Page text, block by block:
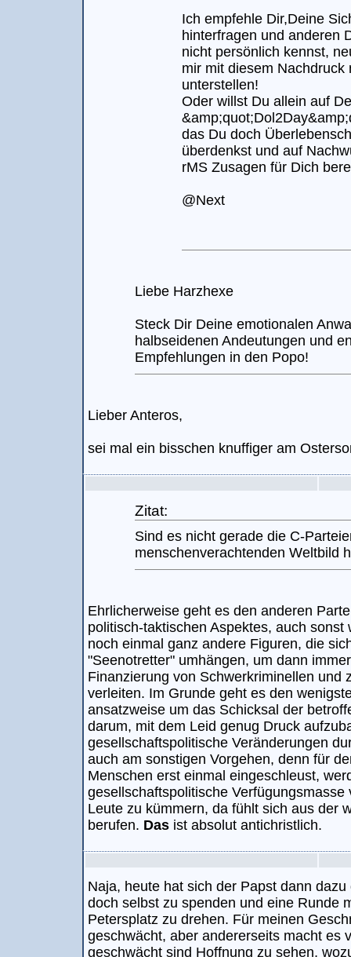
Ich empfehle Dir,Deine
hinterfragen und anderen
nicht persönlich kennst,
mir mit diesem Nachdruck
unterstellen!
Oder willst Du allein auf
das Du doch
überdenkst und auf
rMS Zusagen für Dich
@Next
Liebe Harzhexe
Steck Dir Deine emotionalen
halbseidenen Andeutungen und
Empfehlungen in den Popo!
Lieber Anteros,
sei mal ein bisschen knuffiger am
Zitat:
Sind es nicht gerade die C-
menschenverachtenden Weltbild
Ehrlicherweise geht es den anderen
politisch-taktischen Aspektes, auch
noch einmal ganz andere Figuren, die
"Seenotretter" umhängen, um dann
Finanzierung von Schwerkriminellen und
verleiten. Im Grunde geht es den
ansatzweise um das Schicksal der
darum, mit dem Leid genug Druck
gesellschaftspolitische Veränderungen
auch am sonstigen Vorgehen, denn für
Menschen erst einmal eingeschleust,
gesellschaftspolitische
Leute zu kümmern, da fühlt sich aus der
berufen. Das ist absolut antichristlich.
Naja, heute hat sich der Papst dann
doch selbst zu spenden und eine Runde
Petersplatz zu drehen. Für meinen
geschwächt, aber andererseits macht es
geschwächt sind Hoffnung zu sehen,